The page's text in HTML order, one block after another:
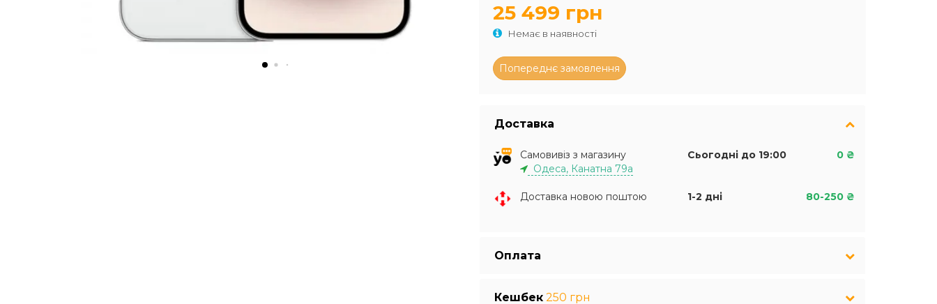
25 499 грн
Немає в наявності
Доставка
Самовивіз з магазину
Одеса, Канатна 79а
Сьогодні до 19:00 0 ₴
Доставка новою поштою 1-2 дні 80-250 ₴
Оплата
Кешбек 250 грн